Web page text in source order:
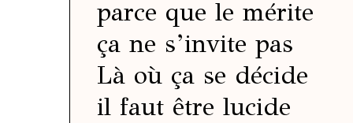
parce que le mérite
ça ne s’invite pas
Là où ça se décide
il faut être lucide